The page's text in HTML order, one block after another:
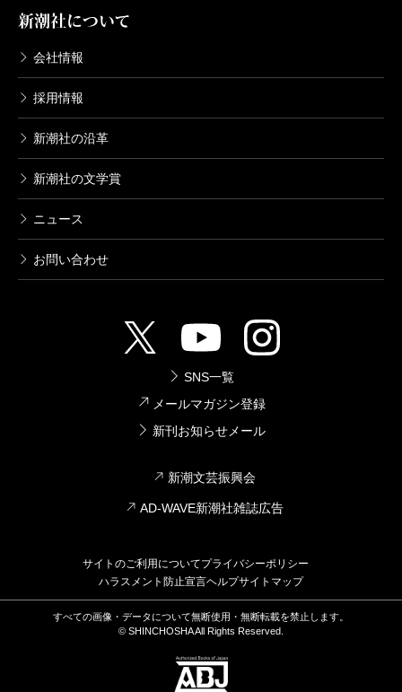
新潮社について
会社情報
採用情報
新潮社の沿革
新潮社の文学賞
ニュース
お問い合わせ
SNS一覧
メールマガジン登録
新刊お知らせメール
新潮文芸振興会
AD-WAVE新潮社雑誌広告
サイトのご利用についてプライバシーポリシー
ハラスメント防止宣言ヘルプサイトマップ
すべての画像・データについて無断使用・無断転載を禁止します。
© SHINCHOSHA All Rights Reserved.